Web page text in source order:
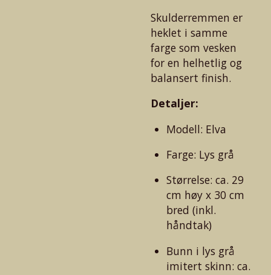
Skulderremmen er
heklet i samme
farge som vesken
for en helhetlig og
balansert finish.
Detaljer:
Modell: Elva
Farge: Lys grå
Størrelse: ca. 29
cm høy x 30 cm
bred (inkl.
håndtak)
Bunn i lys grå
imitert skinn: ca.